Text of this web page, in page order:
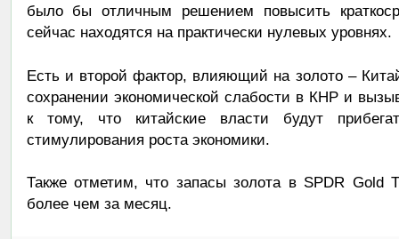
было бы отличным решением повысить
сейчас находятся на практически нулевых уровнях.
Есть и второй фактор, влияющий на золото –
сохранении экономической слабости в КНР и
к тому, что китайские власти будут
стимулирования роста экономики.
Также отметим, что запасы золота в SPDR Gold
более чем за месяц.